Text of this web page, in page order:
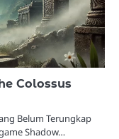
Colossus
Belum Terungkap
Shadow…